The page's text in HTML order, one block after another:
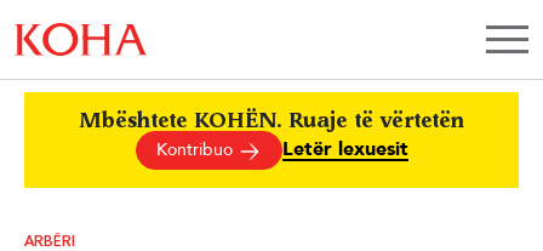
Mbështete KOHËN. Ruaje të vërtetën
Kontribuo Letër lexuesit
ARBËRI